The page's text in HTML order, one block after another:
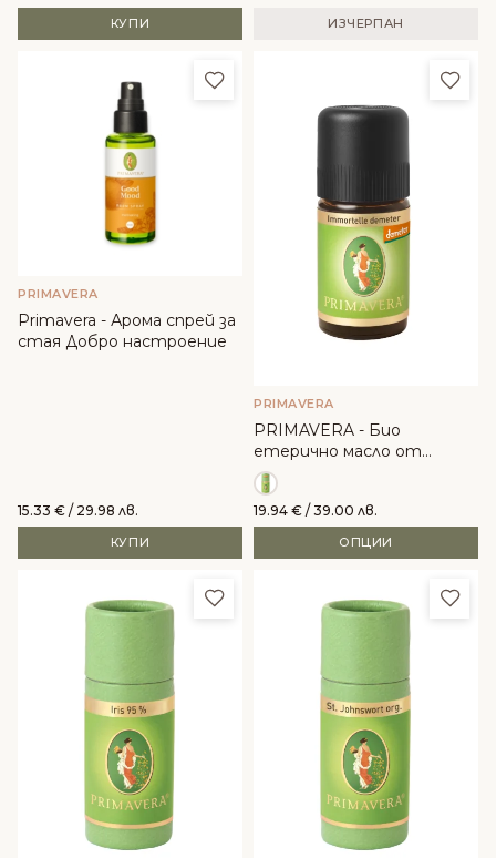
КУПИ ИЗЧЕРПАН
Добави в любими
PRIMAVERA
Primavera - Арома спрей за
стая Добро настроение
15.33 € / 29.98 лв.
КУПИ
PRIMAVERA
PRIMAVERA - Био
етерично масло от
Безсмъртниче Demeter
19.94 € / 39.00 лв.
ОПЦИИ
Добави в любими